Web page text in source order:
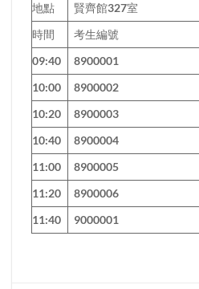
地點
賢齊館327室
時間
考生編號
09:40
8900001
10:00
8900002
10:20
8900003
10:40
8900004
11:00
8900005
11:20
8900006
11:40
9000001